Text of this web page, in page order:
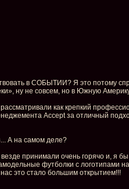
в СОБЫТИИ? Я это потому
ну не совсем, но в Южную
как крепкий
Accept за отличный
А на самом деле?
принимали очень горячо и, я
футболки с логотипами
это стало большим открытием!!!